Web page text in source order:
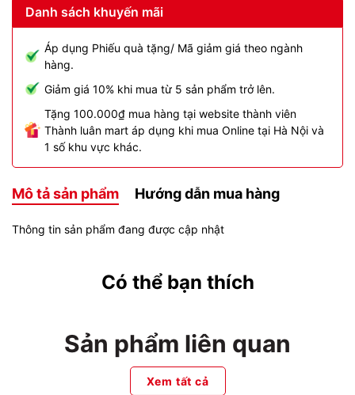
Danh sách khuyến mãi
Áp dụng Phiếu quà tặng/ Mã giảm giá theo ngành
hàng.
Giảm giá 10% khi mua từ 5 sản phẩm trở lên.
Tặng 100.000₫ mua hàng tại website thành viên
Thành luân mart áp dụng khi mua Online tại Hà Nội và
1 số khu vực khác.
Mô tả sản phẩm Hướng dẫn mua hàng
Thông tin sản phẩm đang được cập nhật
Có thể bạn thích
Sản phẩm liên quan
Xem tất cả